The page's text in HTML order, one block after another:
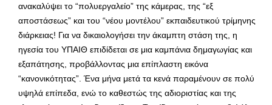
ανακαλύψει το “πολυεργαλείο” της κάμερας, της “εξ
αποστάσεως” και του “νέου μοντέλου” εκπαιδευτικού τρίμηνης
διάρκειας! Για να δικαιολογήσει την άκαμπτη στάση της, η
ηγεσία του ΥΠΑΙΘ επιδίδεται σε μια καμπάνια δημαγωγίας και
εξαπάτησης, προβάλλοντας μια επίπλαστη εικόνα
“κανονικότητας”. Ένα μήνα μετά τα κενά παραμένουν σε πολύ
υψηλά επίπεδα, ενώ το καθεστώς της αδιοριστίας και της